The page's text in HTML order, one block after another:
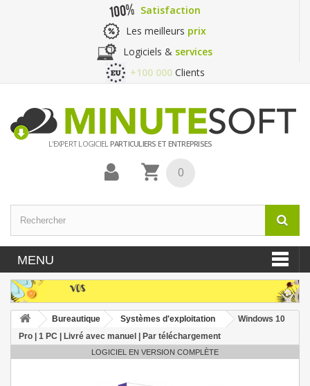
Satisfaction
Les meilleurs prix
Logiciels & services
+100 000 Clients
L'EXPERT LOGICIELPARTICULIERS ET ENTREPRISES
0
MENU
Bureautique Systèmes d'exploitation
Windows 10
Pro | 1 PC | Livré avec manuel | Par téléchargement
LOGICIEL EN VERSION COMPLÈTE